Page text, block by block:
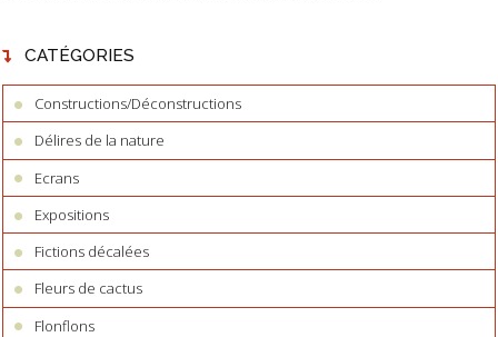
CATÉGORIES
Constructions/Déconstructions
Délires de la nature
Ecrans
Expositions
Fictions décalées
Fleurs de cactus
Flonflons